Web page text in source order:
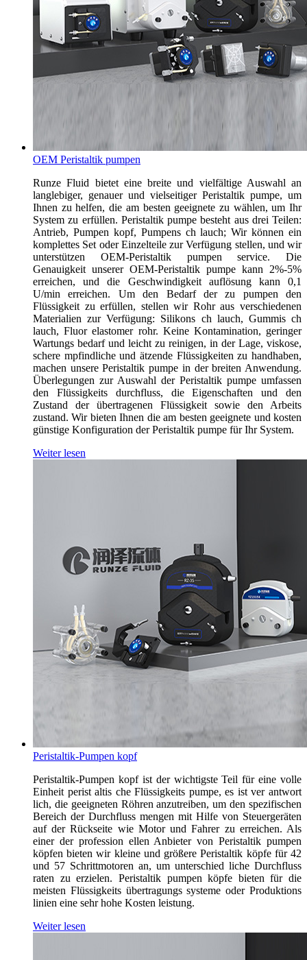
OEM Peristaltik pumpen
Runze Fluid bietet eine breite und vielfältige Auswahl an
langlebiger, genauer und vielseitiger Peristaltik pumpe, um
Ihnen zu helfen, die am besten geeignete zu wählen, um Ihr
System zu erfüllen. Peristaltik pumpe besteht aus drei Teilen:
Antrieb, Pumpen kopf, Pumpens ch lauch; Wir können ein
komplettes Set oder Einzelteile zur Verfügung stellen, und wir
unterstützen OEM-Peristaltik pumpen service. Die
Genauigkeit unserer OEM-Peristaltik pumpe kann 2%-5%
erreichen, und die Geschwindigkeit auflösung kann 0,1
U/min erreichen. Um den Bedarf der zu pumpen den
Flüssigkeit zu erfüllen, stellen wir Rohr aus verschiedenen
Materialien zur Verfügung: Silikons ch lauch, Gummis ch
lauch, Fluor elastomer rohr. Keine Kontamination, geringer
Wartungs bedarf und leicht zu reinigen, in der Lage, viskose,
schere mpfindliche und ätzende Flüssigkeiten zu handhaben,
machen unsere Peristaltik pumpe in der breiten Anwendung.
Überlegungen zur Auswahl der Peristaltik pumpe umfassen
den Flüssigkeits durchfluss, die Eigenschaften und den
Zustand der übertragenen Flüssigkeit sowie den Arbeits
zustand. Wir bieten Ihnen die am besten geeignete und kosten
günstige Konfiguration der Peristaltik pumpe für Ihr System.
Weiter lesen
Peristaltik-Pumpen kopf
Peristaltik-Pumpen kopf ist der wichtigste Teil für eine volle
Einheit perist altis che Flüssigkeits pumpe, es ist ver antwort
lich, die geeigneten Röhren anzutreiben, um den spezifischen
Bereich der Durchfluss mengen mit Hilfe von Steuergeräten
auf der Rückseite wie Motor und Fahrer zu erreichen. Als
einer der profession ellen Anbieter von Peristaltik pumpen
köpfen bieten wir kleine und größere Peristaltik köpfe für 42
und 57 Schrittmotoren an, um unterschied liche Durchfluss
raten zu erzielen. Peristaltik pumpen köpfe bieten für die
meisten Flüssigkeits übertragungs systeme oder Produktions
linien eine sehr hohe Kosten leistung.
Weiter lesen